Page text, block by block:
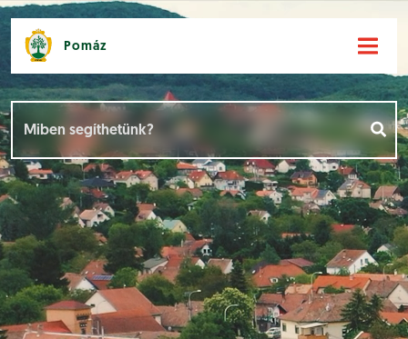
Pomáz
Események []
Dokumentumok [ ]
Aloldalak []